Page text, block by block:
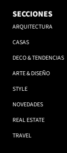
SECCIONES
ARQUITECTURA
CASAS
DECO & TENDENCIAS
ARTE & DISEÑO
STYLE
NOVEDADES
REAL ESTATE
TRAVEL